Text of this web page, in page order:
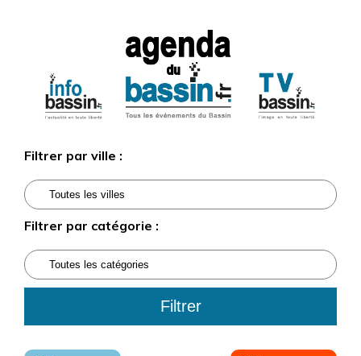
Filtrer par ville :
Filtrer par catégorie :